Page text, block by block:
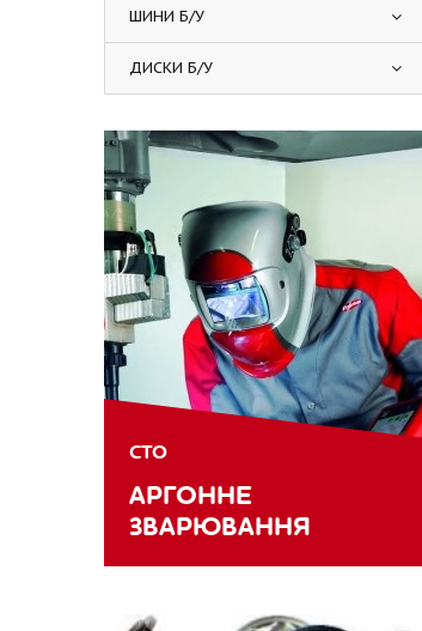
ШИНИ Б/У
ДИСКИ Б/У
СТО
АРГОННЕ
ЗВАРЮВАННЯ